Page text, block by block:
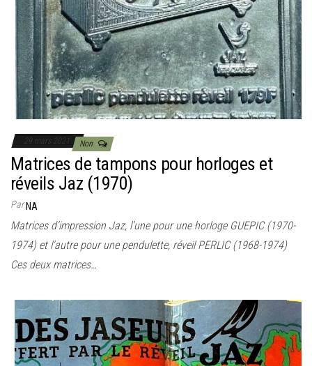
29 mars 2021 Non
Matrices de tampons pour horloges et
réveils Jaz (1970)
ParNA
Matrices d’impression Jaz, l’une pour une horloge GUEPIC (1970-
1974) et l’autre pour une pendulette, réveil PERLIC (1968-1974)
Ces deux matrices…